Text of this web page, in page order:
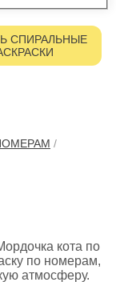
СПИРАЛЬНЫЕ
/
кота по
по номерам,
атмосферу.